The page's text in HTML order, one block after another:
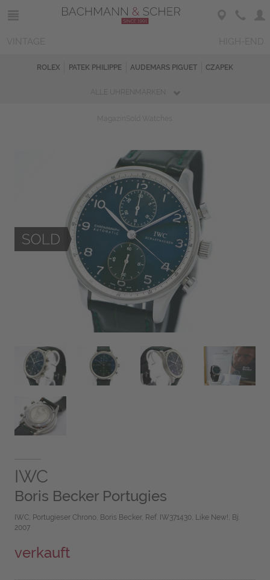
ROLEX PATEK PHILIPPE AUDEMARS PIGUET CZAPEK
IWC
Boris Becker Portugies
IWC, Portugieser Chrono, Boris Becker, Ref. IW371430, Like New!, Bj.
2007
verkauft